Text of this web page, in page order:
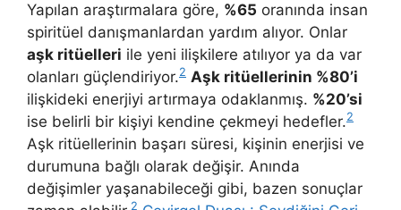
Yapılan araştırmalara göre, %65 oranında insan
spiritüel danışmanlardan yardım alıyor. Onlar
aşk ritüelleri ile yeni ilişkilere atılıyor ya da var
olanları güçlendiriyor.2 Aşk ritüellerinin %80’i
ilişkideki enerjiyi artırmaya odaklanmış. %20’si
ise belirli bir kişiyi kendine çekmeyi hedefler.2
Aşk ritüellerinin başarı süresi, kişinin enerjisi ve
durumuna bağlı olarak değişir. Anında
değişimler yaşanabileceği gibi, bazen sonuçlar
2